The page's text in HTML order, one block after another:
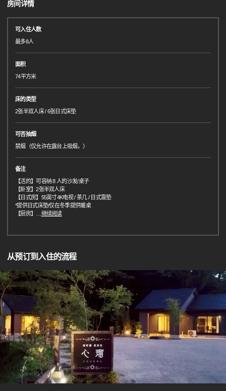
房间详情
可入住人数
最多8人
面积
74平方米
床的类型
2张半双人床 / 6张日式床垫
可否抽烟
禁烟（仅允许在露台上吸烟。）
备注
【活的】可容纳 8 人的沙发/桌子
【卧室】2张半双人床
【日式房】55英寸4K电视 / 茶几 / 日式靠垫
*提供日式床垫/仅在冬季提供暖桌
【厨房】
继续阅读
从预订到入住的流程